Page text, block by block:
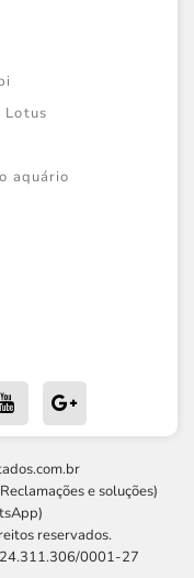
Lotus
aquário
e soluções)
reservados.
24.311.306/0001-27